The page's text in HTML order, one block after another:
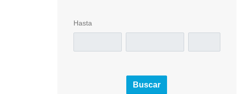
Hasta
Buscar